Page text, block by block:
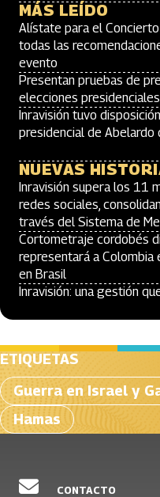
MÁS LEÍDO
Alístate para el
todas las
evento
Presentan pruebas de
elecciones
Inravisión tuvo
presidencial de Abelardo
NUEVAS
Inravisión supera los 11
redes sociales,
través del Sistema de
Cortometraje cordobés
representará a Colombia
en Brasil
Inravisión: una gestión
ETIQUETAS
Guerra en Israel y
Hamas
CONTACTO